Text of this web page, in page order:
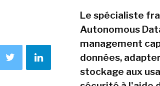
Le spécialiste
Autonomous
management
données,
stockage aux